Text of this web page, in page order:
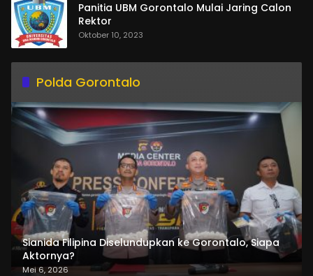
Panitia UBM Gorontalo Mulai Jaring Calon
Rektor
Oktober 10, 2023
Polda Gorontalo
Sianida Filipina Diselundupkan ke Gorontalo, Siapa
Aktornya?
Mei 6, 2026